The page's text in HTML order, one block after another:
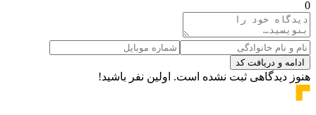
0
ادامه و دریافت کد
هنوز دیدگاهی ثبت نشده است. اولین نفر باشید!